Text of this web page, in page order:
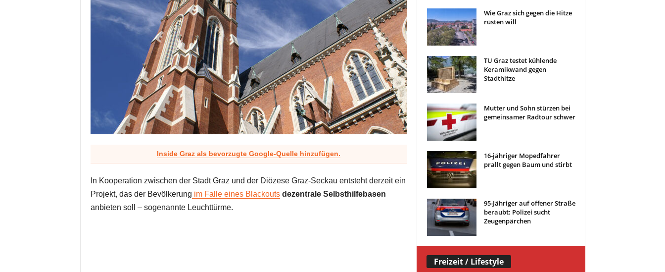
Inside Graz als bevorzugte Google-Quelle hinzufügen.
In Kooperation zwischen der Stadt Graz und der Diözese Graz-Seckau entsteht derzeit ein
Projekt, das der Bevölkerung im Falle eines Blackouts dezentrale Selbsthilfebasen
anbieten soll – sogenannte Leuchttürme.
Wie Graz sich gegen die Hitze
rüsten will
TU Graz testet kühlende
Keramikwand gegen
Stadthitze
Mutter und Sohn stürzen bei
gemeinsamer Radtour schwer
16-jähriger Mopedfahrer
prallt gegen Baum und stirbt
95-Jähriger auf offener Straße
beraubt: Polizei sucht
Zeugenpärchen
Freizeit / Lifestyle